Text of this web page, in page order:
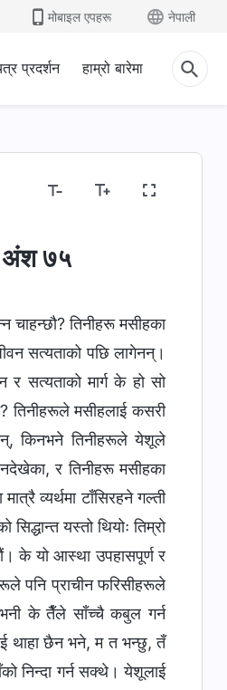
मोबाइल एपहरू नेपाली
प्रदर्शन हाम्रो बारेमा
अंश ७५
तिनीहरू मसीहका
सत्यताको पछि लागेनन्।
सत्यताको मार्ग के हो सो
तिनीहरूले मसीहलाई कसरी
किनभने तिनीहरूले येशूले
र तिनीहरू मसीहका
व्यर्थमा टाँसिरहने गल्ती
यस्तो थियोः तिम्रो
के यो आस्था उपहासपूर्ण र
पनि प्राचीन फरिसीहरूले
भनी के तैँले साँच्चै कबुल गर्न
थाहा छैन भने, म त भन्छु, तँ
निन्दा गर्न सक्थे। येशूलाई